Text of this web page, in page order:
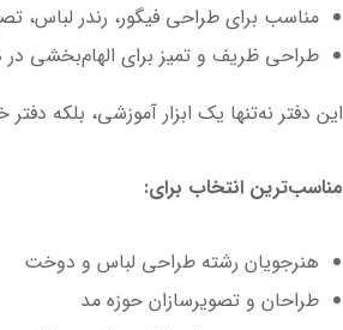
مناسب برای طراحی فیگور، رندر لباس،
طراحی ظریف و تمیز برای الهام‌بخشی
این دفتر نه‌تنها یک ابزار آموزشی، بلکه
مناسب‌ترین انتخاب برای:
هنرجویان رشته طراحی لباس و دوخت
طراحان و تصویرسازان حوزه مد